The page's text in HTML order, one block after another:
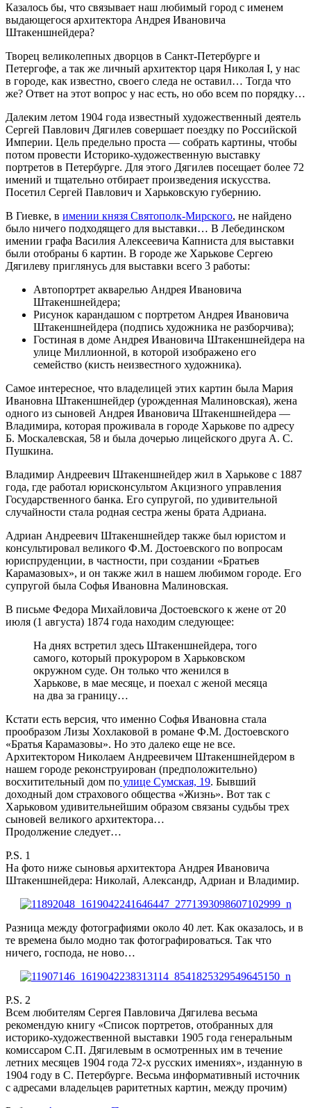
Казалось бы, что связывает наш любимый город с именем
выдающегося архитектора Андрея Ивановича
Штакеншнейдера?
Творец великолепных дворцов в Санкт-Петербурге и
Петергофе, а так же личный архитектор царя Николая I, у нас
в городе, как известно, своего следа не оставил… Тогда что
же? Ответ на этот вопрос у нас есть, но обо всем по порядку…
Далеким летом 1904 года известный художественный деятель
Сергей Павлович Дягилев совершает поездку по Российской
Империи. Цель предельно проста — собрать картины, чтобы
потом провести Историко-художественную выставку
портретов в Петербурге. Для этого Дягилев посещает более 72
имений и тщательно отбирает произведения искусства.
Посетил Сергей Павлович и Харьковскую губернию.
В Гиевке, в имении князя Святополк-Мирского, не найдено
было ничего подходящего для выставки… В Лебединском
имении графа Василия Алексеевича Капниста для выставки
были отобраны 6 картин. В городе же Харькове Сергею
Дягилеву приглянусь для выставки всего 3 работы:
Автопортрет акварелью Андрея Ивановича
Штакеншнейдера;
Рисунок карандашом с портретом Андрея Ивановича
Штакеншнейдера (подпись художника не разборчива);
Гостиная в доме Андрея Ивановича Штакеншнейдера на
улице Миллионной, в которой изображено его
семейство (кисть неизвестного художника).
Самое интересное, что владелицей этих картин была Мария
Ивановна Штакеншнейдер (урожденная Малиновская), жена
одного из сыновей Андрея Ивановича Штакеншнейдера —
Владимира, которая проживала в городе Харькове по адресу
Б. Москалевcкая, 58 и была дочерью лицейского друга А. С.
Пушкина.
Владимир Андреевич Штакеншнейдер жил в Харькове с 1887
года, где работал юрисконсультом Акцизного управления
Государственного банка. Его супругой, по удивительной
случайности стала родная сестра жены брата Адриана.
Адриан Андреевич Штакеншнейдер также был юристом и
консультировал великого Ф.М. Достоевского по вопросам
юриспруденции, в частности, при создании «Братьев
Карамазовых», и он также жил в нашем любимом городе. Его
супругой была Софья Ивановна Малиновская.
В письме Федора Михайловича Достоевского к жене от 20
июля (1 августа) 1874 года находим следующее:
На днях встретил здесь Штакеншнейдера, того
самого, который прокурором в Харьковском
окружном суде. Он только что женился в
Харькове, в мае месяце, и поехал с женой месяца
на два за границу…
Кстати есть версия, что именно Софья Ивановна стала
прообразом Лизы Хохлаковой в романе Ф.М. Достоевского
«Братья Кара­мазовы». Но это далеко еще не все.
Архитектором Николаем Андреевичем Штакеншнейдером в
нашем городе реконструирован (предположительно)
восхитительный дом по улице Сумская, 19. Бывший
доходный дом страхового общества «Жизнь». Вот так с
Харьковом удивительнейшим образом связаны судьбы трех
сыновей великого архитектора…
Продолжение следует…
P.S. 1
На фото ниже сыновья архитектора Андрея Ивановича
Штакеншнейдера: Николай, Александр, Адриан и Владимир.
Разница между фотографиями около 40 лет. Как оказалось, и в
те времена было модно так фотографироваться. Так что
ничего, господа, не ново…
P.S. 2
Всем любителям Сергея Павловича Дягилева весьма
рекомендую книгу «Список портретов, отобранных для
историко-художественной выставки 1905 года генеральным
комиссаром С.П. Дягилевым в осмотренных им в течение
летних месяцев 1904 года 72-х русских имениях», изданную в
1904 году в С. Петербурге. Весьма информативный источник
с адресами владельцев раритетных картин, между прочим)